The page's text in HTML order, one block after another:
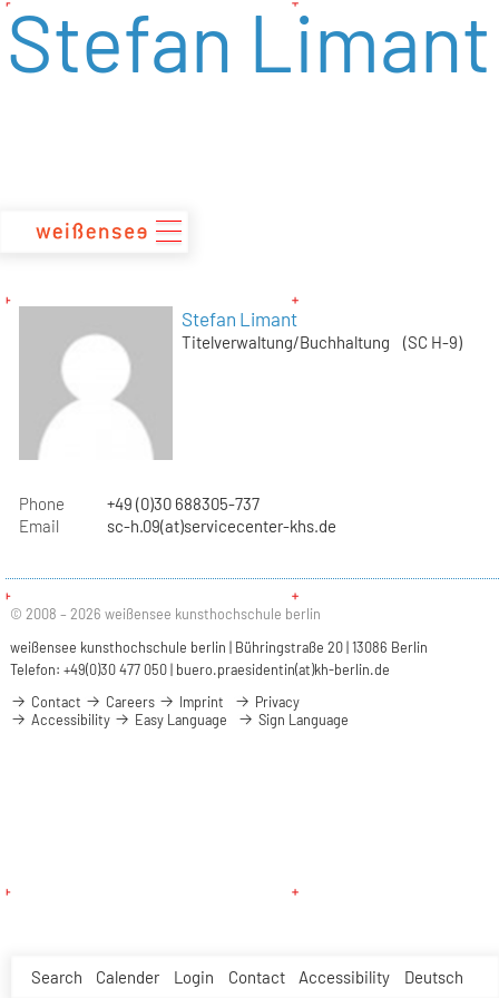
zum
Inhalt
Search Calender Login Contact Accessibility Deutsch
Stefan Limant
Stefan Limant
Titelverwaltung/Buchhaltung (SC H-9)
Phone
+49 (0)30 688305-737
Email
sc-h.09(at)servicecenter-khs.de
© 2008 – 2026 weißensee kunsthochschule berlin
weißensee kunsthochschule berlin | Bühringstraße 20 | 13086 Berlin
Telefon: +49(0)30 477 050 | buero.praesidentin(at)kh-berlin.de
Contact
Careers Imprint
Privacy
Accessibility
Easy Language Sign Language